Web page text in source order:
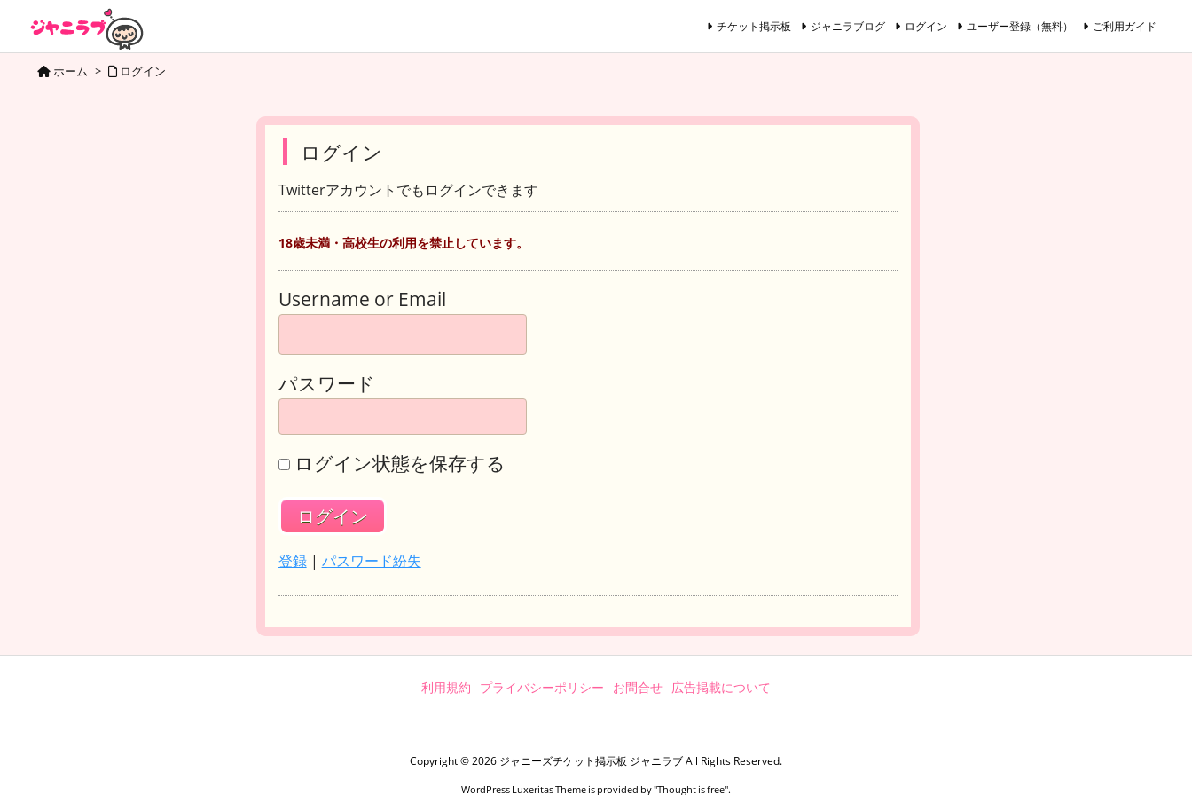
チケット掲示板 ジャニラブログ ログイン ユーザー登録（無料） ご利用ガイド
ホーム > ログイン
ログイン
Twitterアカウントでもログインできます
18歳未満・高校生の利用を禁止しています。
Username or Email
パスワード
ログイン状態を保存する
登録| パスワード紛失
利用規約 プライバシーポリシー お問合せ 広告掲載について
Copyright ©2026 ジャニーズチケット掲示板 ジャニラブAll Rights Reserved.
WordPress Luxeritas Theme is provided by "Thought is free".